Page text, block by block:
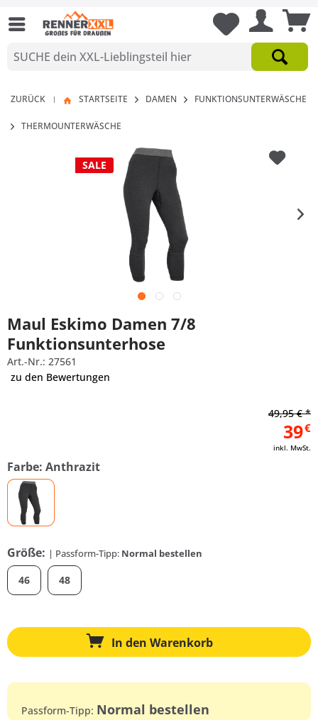
ZURÜCK | STARTSEITE DAMEN FUNKTIONSUNTERWÄSCHE
THERMOUNTERWÄSCHE
SALE
Maul Eskimo Damen 7/8
Funktionsunterhose
Art.-Nr.: 27561
zu den Bewertungen
39€
inkl. MwSt.
49,95 € *
Farbe: Anthrazit
Größe: | Passform-Tipp: Normal bestellen
46 48
In den Warenkorb
Passform-Tipp: Normal bestellen